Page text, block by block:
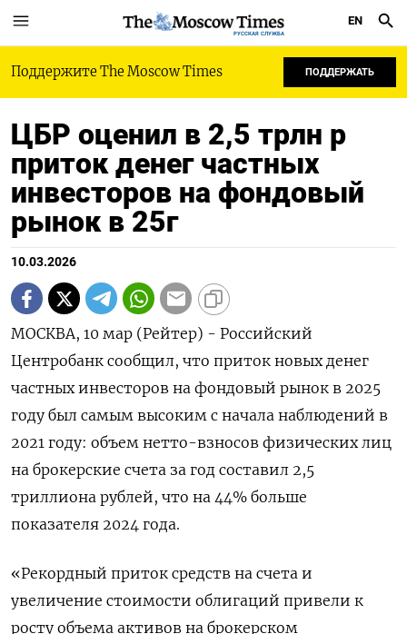
РУССКАЯ СЛУЖБА
EN
Поддержите The Moscow Times ПОДДЕРЖАТЬ
ЦБР оценил в 2,5 трлн р
приток денег частных
инвесторов на фондовый
рынок в 25г
10.03.2026
МОСКВА, 10 мар (Рейтер) - Российский
Центробанк сообщил, что приток новых денег
частных инвесторов на фондовый рынок в 2025
году был самым высоким ‌с начала наблюдений в
2021 году: объем нетто-взносов физических лиц
на брокерские счета за год составил 2,5
триллиона рублей, что ​на 44% больше
показателя ​2024 года.
«Рекордный ​приток средств на ⁠счета и
увеличение стоимости облигаций привели ‌к
росту объема активов на ‌брокерском